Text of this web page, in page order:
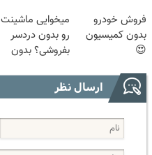
فروش خودرو
بدون کمیسیون
😍
میخوایی ماشینت
رو بدون دردسر
بفروشی؟ بدون
ارسال نظر